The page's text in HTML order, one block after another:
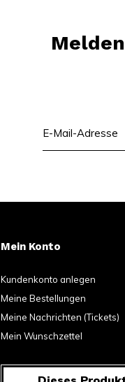
Mein Konto
Kundenkonto anlegen
Meine Bestellungen
Meine Nachrichten (Tickets)
Mein Wunschzettel